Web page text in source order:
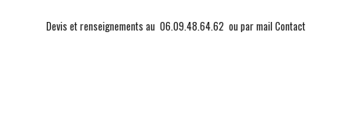
Devis et renseignements au 06.09.48.64.62 ou par mailContact